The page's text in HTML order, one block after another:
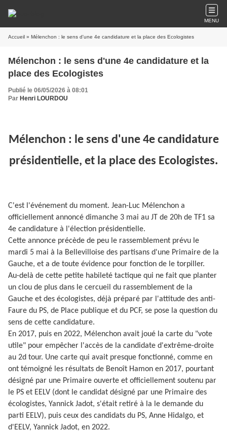
MENU
Accueil » Mélenchon : le sens d'une 4e candidature et la place des Ecologistes
Mélenchon : le sens d'une 4e candidature et la
place des Ecologistes
Publié le 06/05/2026 à 08:01
Par Henri LOURDOU
Mélenchon : le sens d'une 4e candidature
présidentielle, et la place des Ecologistes.
C'est l'événement du moment. Jean-Luc Mélenchon a
officiellement annoncé dimanche 3 mai au JT de 20h de TF1 sa
4e candidature à l'élection présidentielle.
Cette annonce précède de peu le rassemblement prévu le
mardi 5 mai à la Bellevilloise des partisans d'une Primaire de la
Gauche, et a de toute évidence pour fonction de le torpiller.
Au-delà de cette petite habileté tactique qui ne fait que planter
un clou de plus dans le cercueil du rassemblement de la
Gauche et des écologistes, déjà préparé par l'attitude des anti-
Faure du PS, de Place publique et du PCF, se pose la question du
sens de cette candidature.
En 2017, puis en 2022, Mélenchon avait joué la carte du "vote
utile" pour empêcher l'accès de la candidate d'extrême-droite
au 2d tour. Une carte qui avait presque fonctionné, comme en
ont témoigné les résultats de Benoît Hamon en 2017, pourtant
désigné par une Primaire ouverte et officiellement soutenu par
le PS et EELV (dont le candidat désigné par une Primaire des
écologistes, Yannick Jadot, s'était retiré à la le demande du
parti EELV), puis ceux des candidats du PS, Anne Hidalgo, et
d'EELV, Yannick Jadot, en 2022.